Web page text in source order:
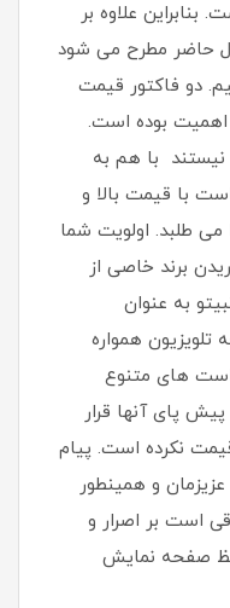
علاوه بر
حاضر مطرح می شود
دو فاکتور قیمت
اهمیت بوده است.
نیستند با هم به
با قیمت بالا و
طلبد. اولویت شما
برند خاصی از
به عنوان
همواره
های متنوع
پای آنها قرار
نکرده است. پیام
و همینطور
است بر اصرار و
صفحه نمایش